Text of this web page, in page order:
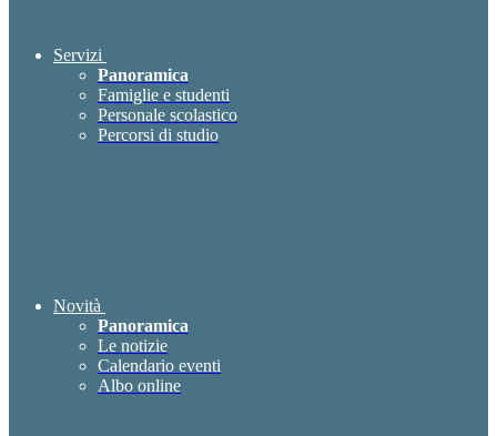
Servizi
Panoramica
Famiglie e studenti
Personale scolastico
Percorsi di studio
Novità
Panoramica
Le notizie
Calendario eventi
Albo online